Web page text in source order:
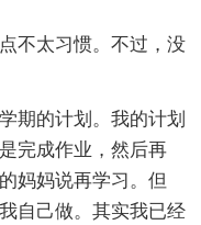
不太习惯。不过，没
期的计划。我的计划
完成作业，然后再
妈妈说再学习。但
自己做。其实我已经